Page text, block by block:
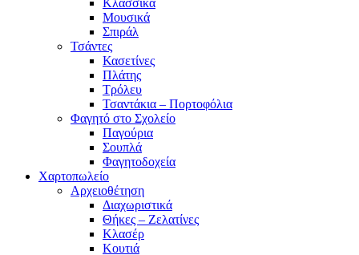
Κλασσικά
Μουσικά
Σπιράλ
Τσάντες
Κασετίνες
Πλάτης
Τρόλευ
Τσαντάκια – Πορτοφόλια
Φαγητό στο Σχολείο
Παγούρια
Σουπλά
Φαγητοδοχεία
Χαρτοπωλείο
Αρχειοθέτηση
Διαχωριστικά
Θήκες – Ζελατίνες
Κλασέρ
Κουτιά